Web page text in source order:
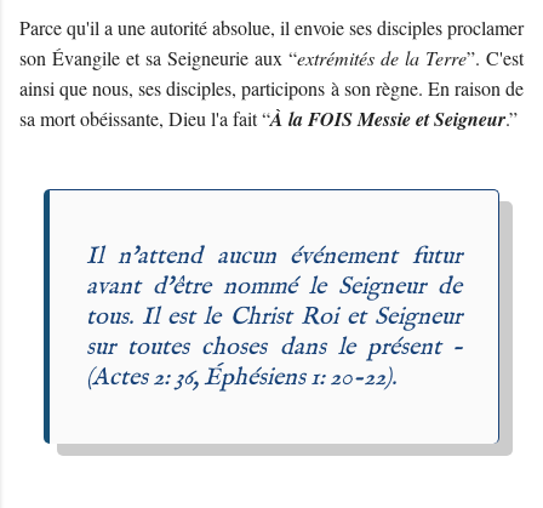
Parce qu'il a une autorité absolue, il envoie ses disciples proclamer
son Évangile et sa Seigneurie aux “extrémités de la Terre”. C'est
ainsi que nous, ses disciples, participons à son règne. En raison de
sa mort obéissante, Dieu l'a fait “À la FOIS Messie et Seigneur.”
Il n'attend aucun événement futur
avant d'être nommé le Seigneur de
tous. Il est le Christ Roi et Seigneur
sur toutes choses dans le présent –
(Actes 2: 36, Éphésiens 1: 20-22).